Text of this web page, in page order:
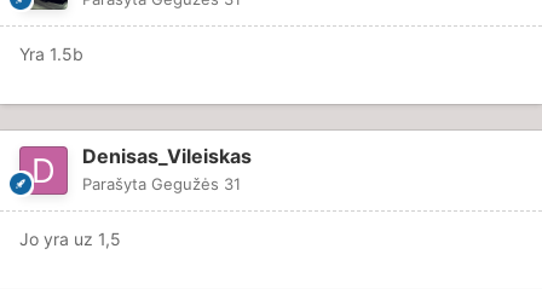
Yra 1.5b
Denisas_Vileiskas
Parašyta Gegužės 31
Jo yra uz 1,5